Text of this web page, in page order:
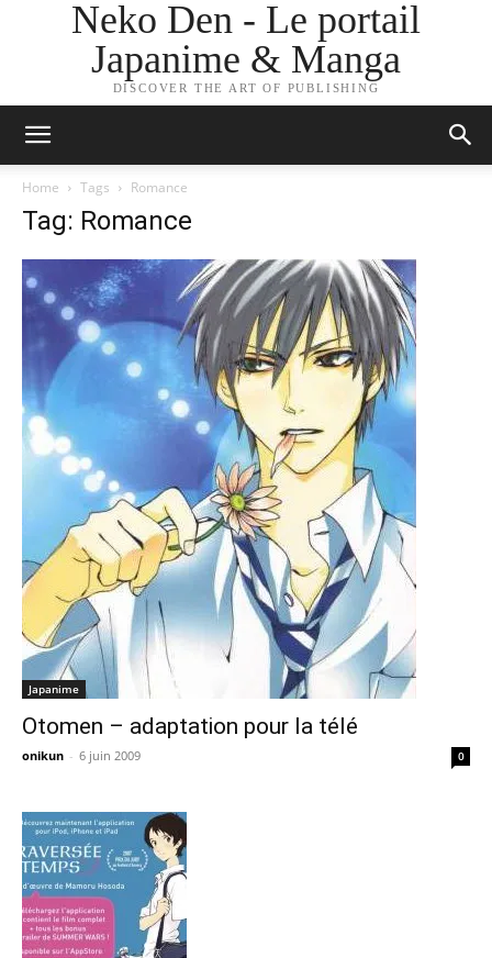
Neko Den - Le portail
Japanime & Manga
DISCOVER THE ART OF PUBLISHING
Home Tags Romance
Tag: Romance
Japanime
Otomen – adaptation pour la télé
onikun - 6 juin 2009 0